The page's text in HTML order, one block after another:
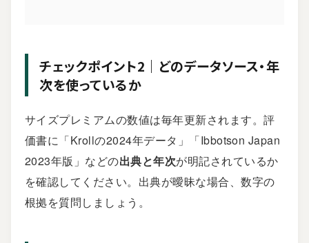
チェックポイント2｜どのデータソース・年
次を使っているか
サイズプレミアムの数値は毎年更新されます。評
価書に「Krollの2024年データ」「Ibbotson Japan
2023年版」などの出典と年次が明記されているか
を確認してください。出典が曖昧な場合、数字の
根拠を質問しましょう。